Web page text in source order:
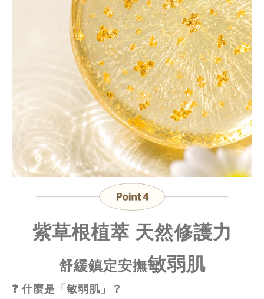
紫草根植萃 天然修護力
舒緩鎮定安撫敏弱肌
❓ 什麼是「敏弱肌」？